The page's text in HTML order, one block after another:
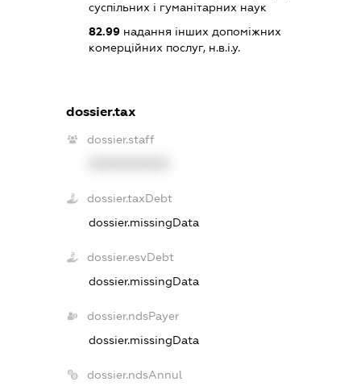
суспільних і гуманітарних наук
82.99 надання інших допоміжних
комерційних послуг, н.в.і.у.
dossier.tax
dossier.staff
dossier.taxDebt
dossier.missingData
dossier.esvDebt
dossier.missingData
dossier.ndsPayer
dossier.missingData
dossier.ndsAnnul